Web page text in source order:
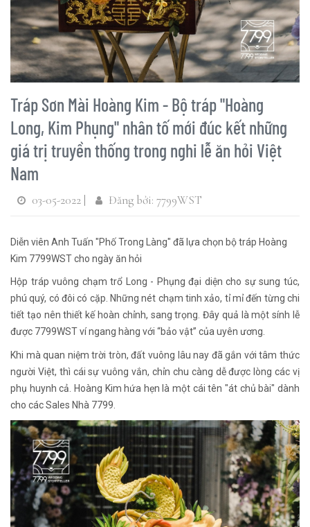
Tráp Sơn Mài Hoàng Kim - Bộ tráp "Hoàng
Long, Kim Phụng" nhân tố mới đúc kết những
giá trị truyền thống trong nghi lễ ăn hỏi Việt
Nam
03-05-2022 | Đăng bởi: 7799WST
Diễn viên Anh Tuấn "Phố Trong Làng" đã lựa chọn bộ tráp Hoàng
Kim 7799WST cho ngày ăn hỏi
Hộp tráp vuông chạm trổ Long - Phụng đại diện cho sự sung túc,
phú quý, có đôi có cặp. Những nét chạm tinh xảo, tỉ mỉ đến từng chi
tiết tạo nên thiết kế hoàn chỉnh, sang trọng. Đây quả là một sính lễ
được 7799WST ví ngang hàng với “bảo vật” của uyên ương.
Khi mà quan niệm trời tròn, đất vuông lâu nay đã gắn với tâm thức
người Việt, thì cái sự vuông vắn, chỉn chu càng dễ được lòng các vị
phụ huynh cả. Hoàng Kim hứa hẹn là một cái tên "át chủ bài" dành
cho các Sales Nhà 7799.